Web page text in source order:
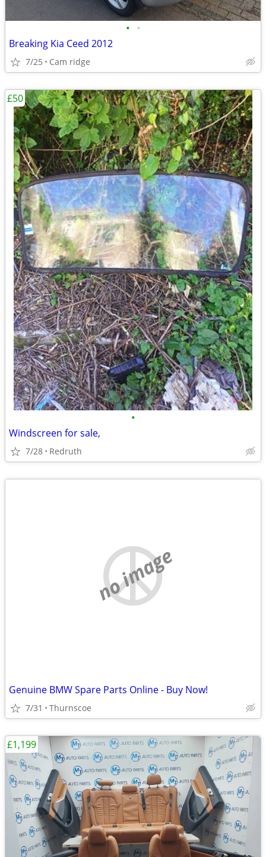
• •
Breaking Kia Ceed 2012
7/25 Cam ridge
•
Windscreen for sale,
7/28 Redruth
£50
no image
Genuine BMW Spare Parts Online - Buy Now!
7/31 Thurnscoe
£1,199